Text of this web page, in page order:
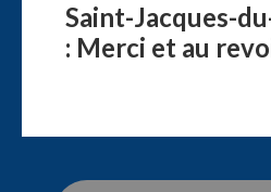
Saint-Jacques-
: Merci et au